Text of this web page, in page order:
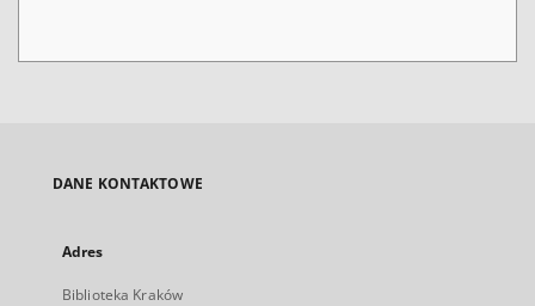
DANE KONTAKTOWE
Adres
Biblioteka Kraków